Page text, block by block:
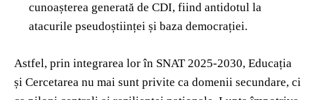
cunoașterea generată de CDI, fiind antidotul la
atacurile pseudoștiinței și baza democrației.
Astfel, prin integrarea lor în SNAT 2025-2030, Educația
și Cercetarea nu mai sunt privite ca domenii secundare, ci